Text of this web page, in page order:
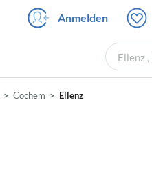
Anmelden
Ellenz
Cochem Ellenz